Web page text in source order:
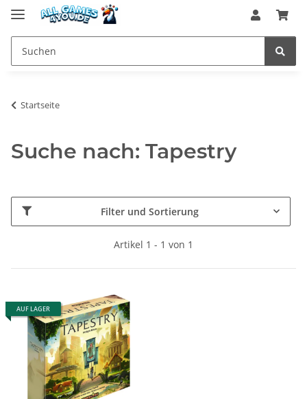
Startseite
Suche nach: Tapestry
Filter und Sortierung
Artikel 1 - 1 von 1
AUF LAGER